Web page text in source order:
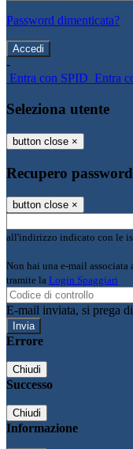
Password dimenticata?
-
Entra con SPID Entra
Seleziona utente
button close ×
Recupero password
button close ×
all'indirizzo indicato con le
Non hai una e-mail associata
tramite la Login Spaggiari
E-mail inviata, si prega
Errore
Chiudi
Successo
Chiudi
Informazione